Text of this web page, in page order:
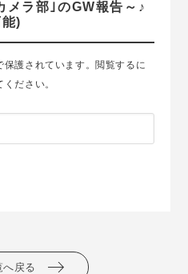
メラ部｣のGW報告～♪
)
保護されています。閲覧するに
ださい。
へ戻る